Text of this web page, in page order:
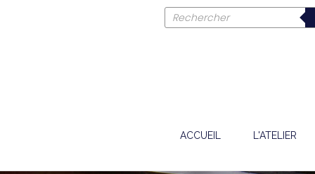
ACCUEIL L'ATELIER